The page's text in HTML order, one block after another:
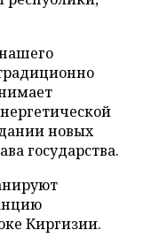
новых
государства.
Киргизии.